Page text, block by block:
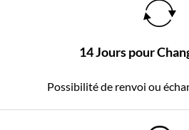
14 Jours pour
Possibilité de renvoi ou